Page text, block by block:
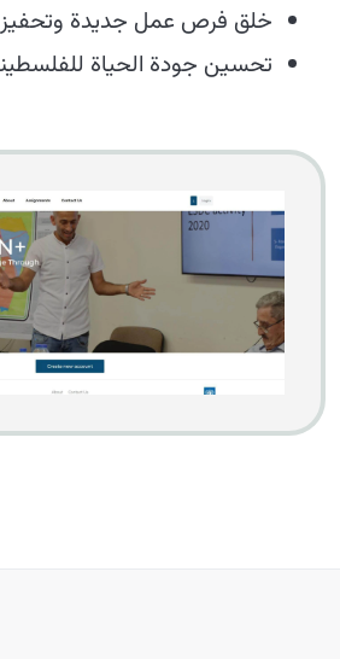
خلق فرص عمل جديدة وتحفيز
تحسين جودة الحياة